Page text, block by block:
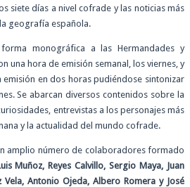
siete días a nivel cofrade y las noticias más
geografía española.
monográfica a las Hermandades y
una hora de emisión semanal, los viernes, y
en dos horas pudiéndose sintonizar
Se abarcan diversos contenidos sobre la
entrevistas a los personajes más
y la actualidad del mundo cofrade.
amplio número de colaboradores formado
Muñoz, Reyes Calvillo, Sergio Maya, Juan
Vela, Antonio Ojeda, Albero Romera y José